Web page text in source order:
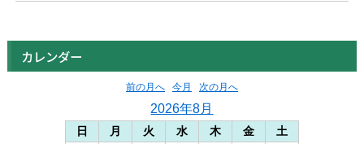
カレンダー
前の月へ 今月 次の月へ
2026年8月
日 月 火 水 木 金
土